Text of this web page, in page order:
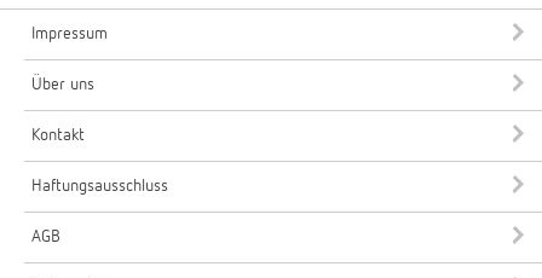
Impressum
Über uns
Kontakt
Haftungsausschluss
AGB